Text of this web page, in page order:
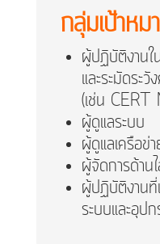
กลุ่มเป้าหม
ผู้ปฏิบัติงาน
และระมัดระ
(เช่น CERT
ผู้ดูแลระบบ
ผู้ดูแลเครือข่
ผู้จัดการด้าน
ผู้ปฏิบัติงานที่
ระบบและอุป